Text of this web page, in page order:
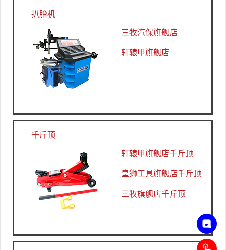
扒胎机
三牧汽保旗舰店
轩辕甲旗舰店
千斤顶
轩辕甲旗舰店千斤顶
皇狮工具旗舰店千斤顶
三牧旗舰店千斤顶
联